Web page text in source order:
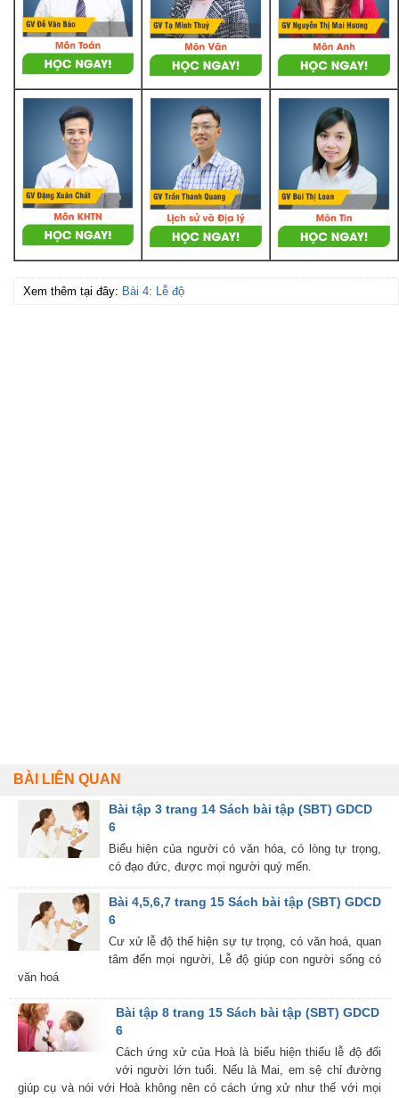
Xem thêm tại đây: Bài 4: Lễ độ
BÀI LIÊN QUAN
Bài tập 3 trang 14 Sách bài tập (SBT) GDCD
6
Biểu hiện của người có văn hóa, có lòng tự trọng,
có đạo đức, được mọi người quý mến.
Bài 4,5,6,7 trang 15 Sách bài tập (SBT) GDCD
6
Cư xử lễ độ thể hiện sự tự trọng, có văn hoá, quan
tâm đến mọi người, Lễ độ giúp con người sống có
văn hoá
Bài tập 8 trang 15 Sách bài tập (SBT) GDCD
6
Cách ứng xử của Hoà là biểu hiện thiếu lễ độ đối
với người lớn tuổi. Nếu là Mai, em sệ chỉ đường
giúp cụ và nói với Hoà không nên có cách ứng xử như thế với mọi